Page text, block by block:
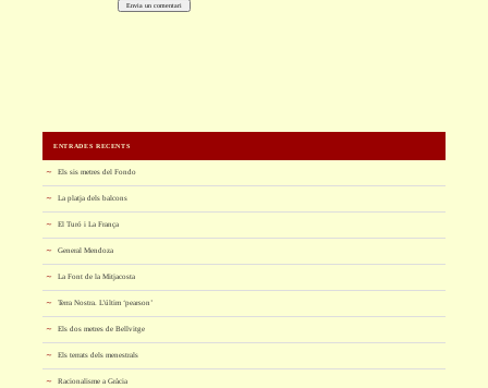
ENTRADES RECENTS
Els sis metres del Fondo
La platja dels balcons
El Turó i La França
General Mendoza
La Font de la Mitjacosta
Terra Nostra. L’últim ‘pearson’
Els dos metres de Bellvitge
Els terrats dels menestrals
Racionalisme a Gràcia